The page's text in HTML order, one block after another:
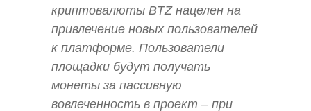
криптовалюты BTZ нацелен на
привлечение новых пользователей
к платформе. Пользователи
площадки будут получать
монеты за пассивную
вовлеченность в проект – при